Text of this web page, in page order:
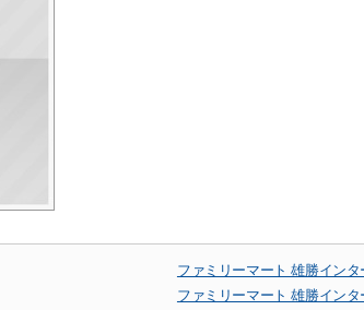
ファミリーマート 雄勝イン
ファミリーマート 雄勝イン